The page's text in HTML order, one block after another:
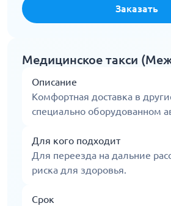
Заказать
Медицинское такси
Описание
Комфортная доставка в
специально оборудованном
Для кого подходит
Для переезда на дальние
риска для здоровья.
Срок